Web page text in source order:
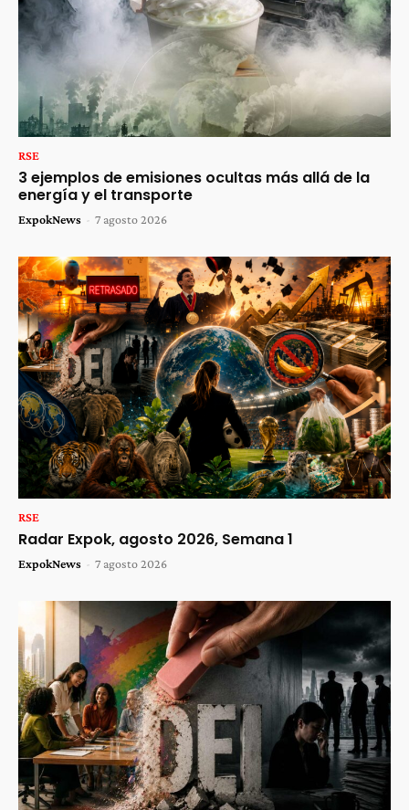
RSE
3 ejemplos de emisiones ocultas más allá de la
energía y el transporte
ExpokNews - 7 agosto 2026
RSE
Radar Expok, agosto 2026, Semana 1
ExpokNews - 7 agosto 2026